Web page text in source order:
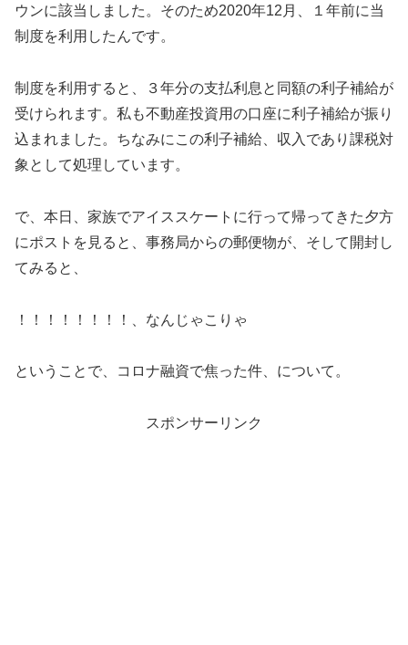
ウンに該当しました。そのため2020年12月、１年前に当
制度を利用したんです。
制度を利用すると、３年分の支払利息と同額の利子補給が
受けられます。私も不動産投資用の口座に利子補給が振り
込まれました。ちなみにこの利子補給、収入であり課税対
象として処理しています。
で、本日、家族でアイススケートに行って帰ってきた夕方
にポストを見ると、事務局からの郵便物が、そして開封し
てみると、
！！！！！！！！、なんじゃこりゃ
ということで、コロナ融資で焦った件、について。
スポンサーリンク